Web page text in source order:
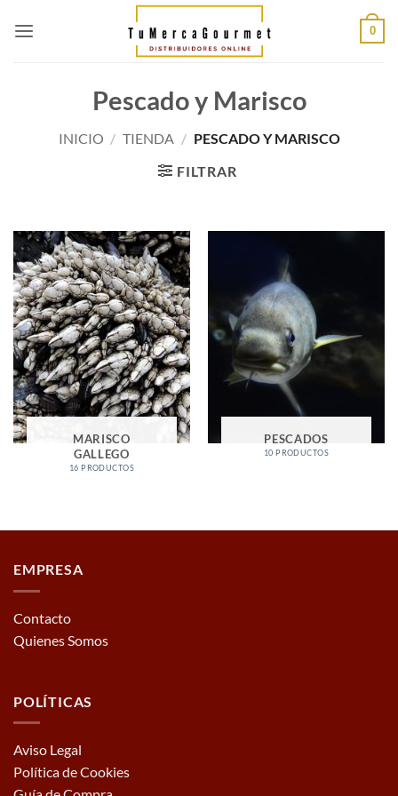
0
Pescado y Marisco
INICIO / TIENDA / PESCADO Y MARISCO
FILTRAR
MARISCO
GALLEGO
16 PRODUCTOS
PESCADOS
10 PRODUCTOS
EMPRESA
Contacto
Quienes Somos
POLÍTICAS
Aviso Legal
Política de Cookies